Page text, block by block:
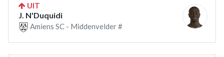
UIT
J. N'Duquidi
Amiens SC - Middenvelder #